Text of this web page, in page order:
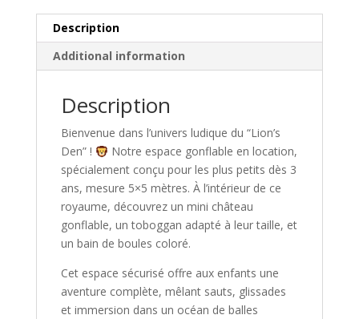
Description
Additional information
Description
Bienvenue dans l’univers ludique du “Lion’s
Den” !
Notre espace gonflable en location,
spécialement conçu pour les plus petits dès 3
ans, mesure 5×5 mètres. À l’intérieur de ce
royaume, découvrez un mini château
gonflable, un toboggan adapté à leur taille, et
un bain de boules coloré.
Cet espace sécurisé offre aux enfants une
aventure complète, mêlant sauts, glissades
et immersion dans un océan de balles